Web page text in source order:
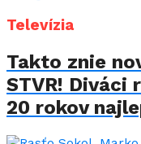
Televízia
Takto znie
STVR! Diváci
20 rokov